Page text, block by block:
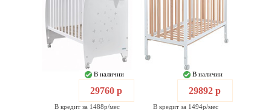
В наличии
29760 р
В кредит за 1488р/мес
В наличии
29892 р
В кредит за 1494р/мес